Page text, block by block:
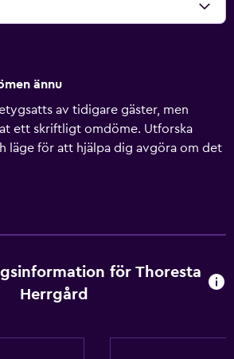
ännu
av tidigare gäster, men
ett skriftligt omdöme. Utforska
läge för att hjälpa dig avgöra om det
för Thoresta
Herrgård